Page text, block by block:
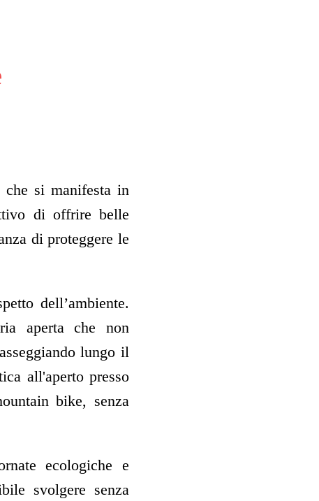
si manifesta in
di offrire belle
di proteggere le
dell’ambiente.
aperta che non
lungo il
all'aperto presso
bike, senza
ecologiche e
svolgere senza